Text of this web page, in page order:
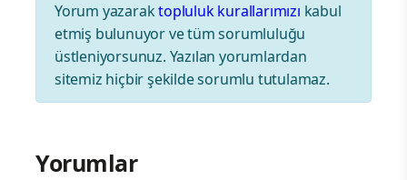
Yorum yazaraktopluluk kurallarımızı kabul
etmiş bulunuyor ve tüm sorumluluğu
üstleniyorsunuz. Yazılan yorumlardan
sitemiz hiçbir şekilde sorumlu tutulamaz.
Yorumlar